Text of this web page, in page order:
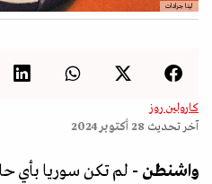
لينا جرادات
كارولين روز
آخر تحديث 28 أكتوبر 2024
واشنطن - لم تكن سوريا بأي